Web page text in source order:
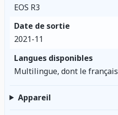
EOS R3
Date de sortie
2021-11
Langues disponibles
Multilingue, dont le français
Appareil